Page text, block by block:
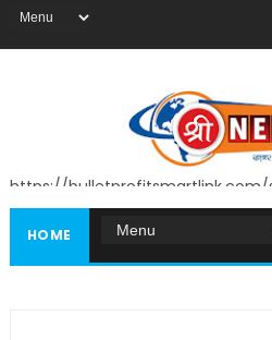
https://bulletprofitsmartlink.com/
HOME